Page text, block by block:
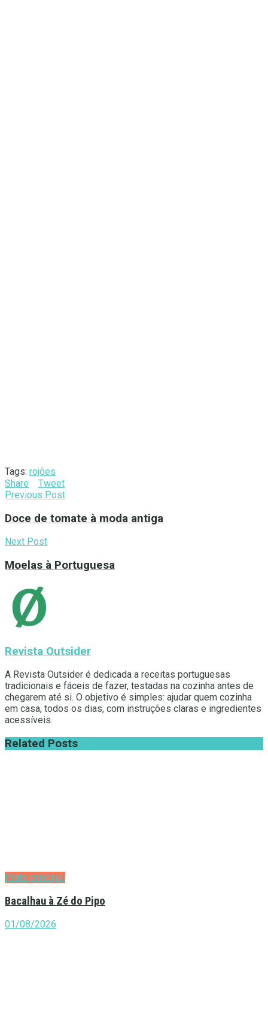
Tags: rojões
Share
Tweet
Previous Post
Doce de tomate à moda antiga
Next Post
Moelas à Portuguesa
Revista Outsider
A Revista Outsider é dedicada a receitas portuguesas
tradicionais e fáceis de fazer, testadas na cozinha antes de
chegarem até si. O objetivo é simples: ajudar quem cozinha
em casa, todos os dias, com instruções claras e ingredientes
acessíveis.
Related Posts
Prato principal
Bacalhau à Zé do Pipo
01/08/2026